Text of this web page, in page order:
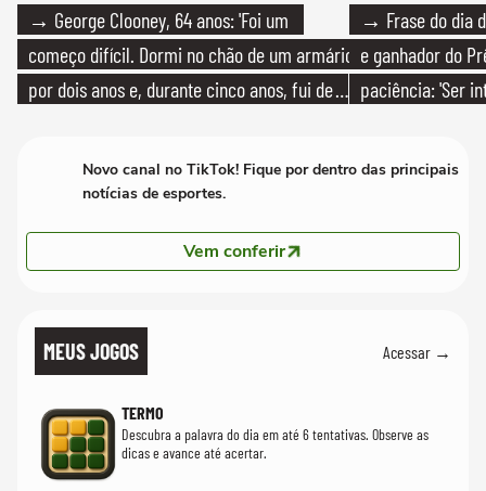
→ George Clooney, 64 anos: 'Foi um
começo difícil. Dormi no chão de um armário
por dois anos e, durante cinco anos, fui de
→ Frase do dia
e ganhador do
paciência: 'Ser
Novo canal no TikTok! Fique por dentro das principais
notícias de esportes.
Vem conferir
MEUS JOGOS Acessar →
TERMO
Descubra a palavra do dia em até 6 tentativas. Observe as
dicas e avance até acertar.